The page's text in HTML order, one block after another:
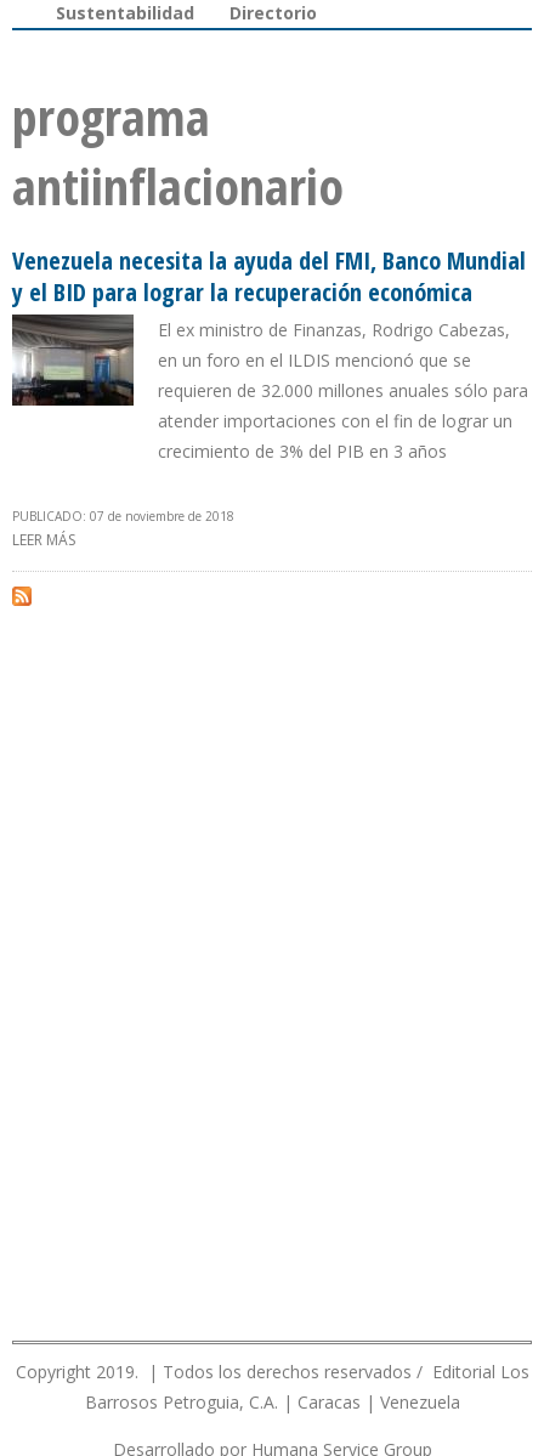
Sustentabilidad
Directorio
programa
antiinflacionario
Venezuela necesita la ayuda del FMI, Banco Mundial
y el BID para lograr la recuperación económica
El ex ministro de Finanzas, Rodrigo Cabezas,
en un foro en el ILDIS mencionó que se
requieren de 32.000 millones anuales sólo para
atender importaciones con el fin de lograr un
crecimiento de 3% del PIB en 3 años
PUBLICADO: 07 de noviembre de 2018
LEER MÁS
Copyright 2019. | Todos los derechos reservados / Editorial Los
Barrosos Petroguia, C.A. | Caracas | Venezuela
Desarrollado por Humana Service Group